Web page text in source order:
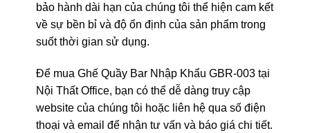
bảo hành dài hạn của chúng tôi thể hiện cam kết
về sự bền bỉ và độ ổn định của sản phẩm trong
suốt thời gian sử dụng.
Để mua Ghế Quầy Bar Nhập Khẩu GBR-003 tại
Nội Thất Office, bạn có thể dễ dàng truy cập
website của chúng tôi hoặc liên hệ qua số điện
thoại và email để nhận tư vấn và báo giá chi tiết.